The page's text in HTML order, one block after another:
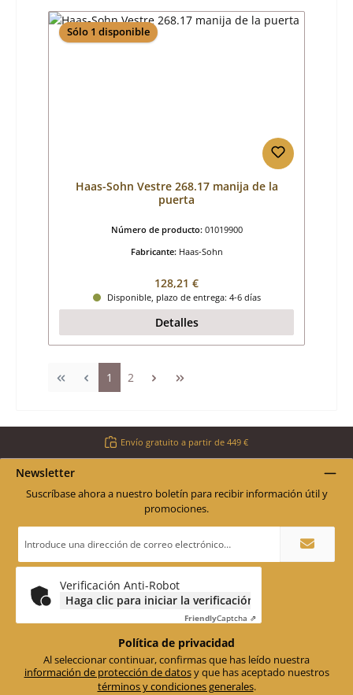
Sólo 1 disponible
Haas-Sohn Vestre 268.17 manija de la
puerta
Número de producto: 01019900
Fabricante: Haas-Sohn
Precio normal:
128,21 €
Disponible, plazo de entrega: 4-6 días
Detalles
Página
1 Página
2
Envío gratuito a partir de 449 €
Newsletter
Suscríbase ahora a nuestro boletín para recibir información útil y
promociones.
de
electrónico
Verificación Anti-Robot
Haga clic para iniciar la verificación
FriendlyCaptcha ⇗
Política de privacidad
información de protección de datos
y que has aceptado nuestros
términos y condiciones generales.